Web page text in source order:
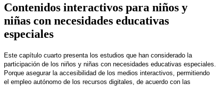
Contenidos interactivos para niños y
niñas con necesidades educativas
especiales
Este capítulo cuarto presenta los estudios que han considerado la
participación de los niños y niñas con necesidades educativas especiales.
Porque asegurar la accesibilidad de los medios interactivos, permitiendo
el empleo autónomo de los recursos digitales, de acuerdo con las